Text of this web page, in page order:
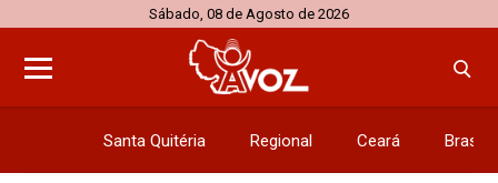
Sábado, 08 de Agosto de 2026
Santa Quitéria Regional Ceará Brasil